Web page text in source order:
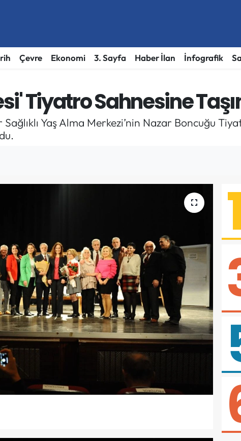
Çevre Ekonomi 3. Sayfa Haber İlan İnfografik
Tiyatro Sahnesine
Yaş Alma Merkezi’nin Nazar Boncuğu